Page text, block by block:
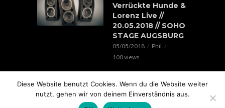
Verrückte Hunde &
Lorenz Live //
20.05.2018 // SOHO
STAGE AUGSBURG
05/05/2018
Phil
100 views
Rap im Ring 2017
mit Edgar Wasser,
Diese Website benutzt Cookies. Wenn du die Website weiter
nutzt, gehen wir von deinem Einverständnis aus.